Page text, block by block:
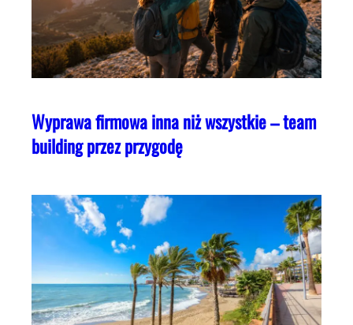
Wyprawa firmowa inna niż wszystkie – team
building przez przygodę